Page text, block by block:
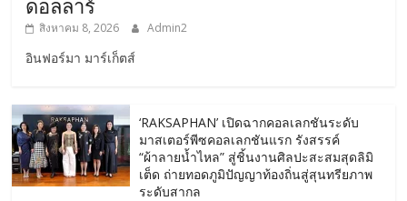
สิงหาคม 8, 2026 Admin2
อินฟอร์มา มาร์เก็ตส์
‘RAKSAPHAN’ เปิดฉากคอลเลกชันระดับ
มาสเตอร์พีซคอลเลกชันแรก รังสรรค์
“ผ้าลายน้ำไหล” สู่ชิ้นงานศิลปะสะสมสุดลิมิ
เต็ด ถ่ายทอดภูมิปัญญาท้องถิ่นสู่สุนทรียภาพ
ระดับสากล